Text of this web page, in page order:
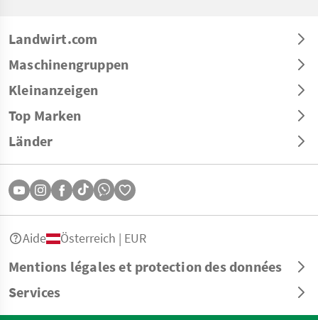
Landwirt.com
Maschinengruppen
Kleinanzeigen
Top Marken
Länder
Mentions légales et protection des données
Services
Aide Österreich | EUR